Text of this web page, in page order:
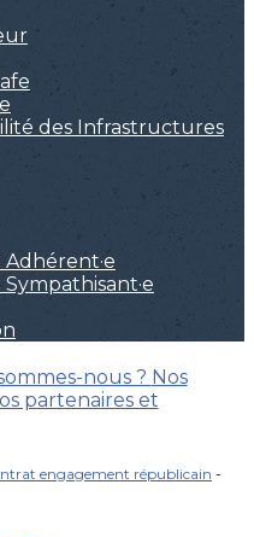
des Infrastructures
nous ? Nos
partenaires et
engagement républicain -